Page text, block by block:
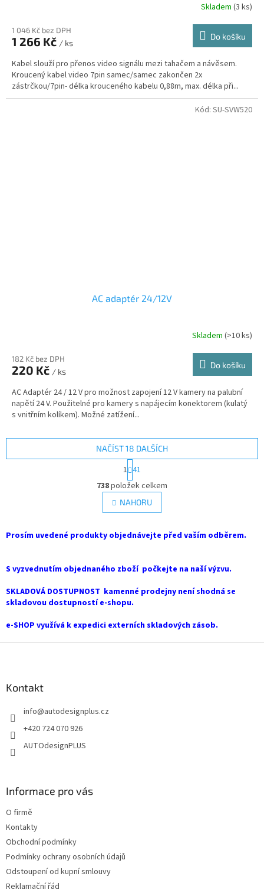
Skladem (3 ks)
1 046 Kč bez DPH
1 266 Kč / ks
Do košíku
Kabel slouží pro přenos video signálu mezi tahačem a návěsem.
Kroucený kabel video 7pin samec/samec zakončen 2x
zástrčkou/7pin- délka krouceného kabelu 0,88m, max. délka při...
AC adaptér 24/12V
Skladem (>10 ks)
182 Kč bez DPH
220 Kč / ks
Do košíku
AC Adaptér 24 / 12 V pro možnost zapojení 12 V kamery na palubní
napětí 24 V. Použitelné pro kamery s napájecím konektorem (kulatý
s vnitřním kolíkem). Možné zatížení...
Kód: SU-SVW520
O
v
l
á
a
p
v
k
v
NAČÍST 18 DALŠÍCH
S
t
r
á
n
k
v
í
1 41
738položek celkem
NAHORU
Prosím uvedené produkty objednávejte před vaším odběrem.
S vyzvednutím objednaného zboží počkejte na naší výzvu.
SKLADOVÁ DOSTUPNOST kamenné prodejny není shodná se
skladovou dostupností e-shopu.
e-SHOP využívá k expedici externích skladových zásob.
Kontakt
info@autodesignplus.cz
+420 724 070 926
AUTOdesignPLUS
Informace pro vás
O firmě
Kontakty
Obchodní podmínky
Podmínky ochrany osobních údajů
Odstoupení od kupní smlouvy
Reklamační řád